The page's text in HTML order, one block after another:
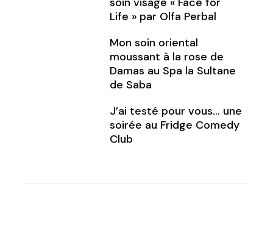
Life » par Olfa Perbal
Mon soin oriental
moussant à la rose de
Damas au Spa la Sultane
de Saba
J’ai testé pour vous… une
soirée au Fridge Comedy
Club